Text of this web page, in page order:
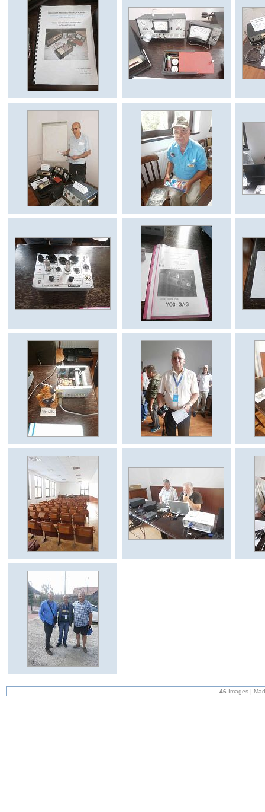
46 Images |